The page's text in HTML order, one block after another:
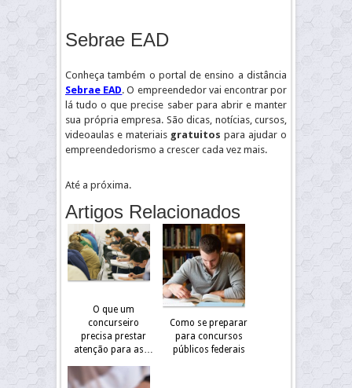
Sebrae EAD
Conheça também o portal de ensino a distância
Sebrae EAD. O empreendedor vai encontrar por
lá tudo o que precise saber para abrir e manter
sua própria empresa. São dicas, notícias, cursos,
videoaulas e materiais gratuitos para ajudar o
empreendedorismo a crescer cada vez mais.
Até a próxima.
Artigos Relacionados
O que um
concurseiro
precisa prestar
atenção para as…
Como se preparar
para concursos
públicos federais